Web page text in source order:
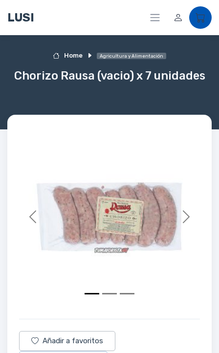
LUSI
Home Agricultura y Alimentación
Chorizo Rausa (vacio) x 7 unidades
Previous Next
Añadir a favoritos